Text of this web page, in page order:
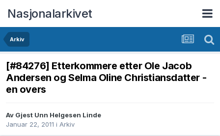
Nasjonalarkivet
Arkiv
[#84276] Etterkommere etter Ole Jacob
Andersen og Selma Oline Christiansdatter -
en overs
Av Gjest Unn Helgesen Linde
Januar 22, 2011 i Arkiv